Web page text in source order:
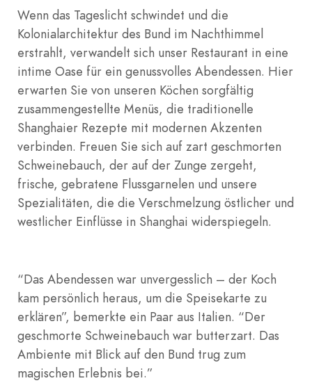
Wenn das Tageslicht schwindet und die
Kolonialarchitektur des Bund im Nachthimmel
erstrahlt, verwandelt sich unser Restaurant in eine
intime Oase für ein genussvolles Abendessen. Hier
erwarten Sie von unseren Köchen sorgfältig
zusammengestellte Menüs, die traditionelle
Shanghaier Rezepte mit modernen Akzenten
verbinden. Freuen Sie sich auf zart geschmorten
Schweinebauch, der auf der Zunge zergeht,
frische, gebratene Flussgarnelen und unsere
Spezialitäten, die die Verschmelzung östlicher und
westlicher Einflüsse in Shanghai widerspiegeln.
“Das Abendessen war unvergesslich – der Koch
kam persönlich heraus, um die Speisekarte zu
erklären”, bemerkte ein Paar aus Italien. “Der
geschmorte Schweinebauch war butterzart. Das
Ambiente mit Blick auf den Bund trug zum
magischen Erlebnis bei.”